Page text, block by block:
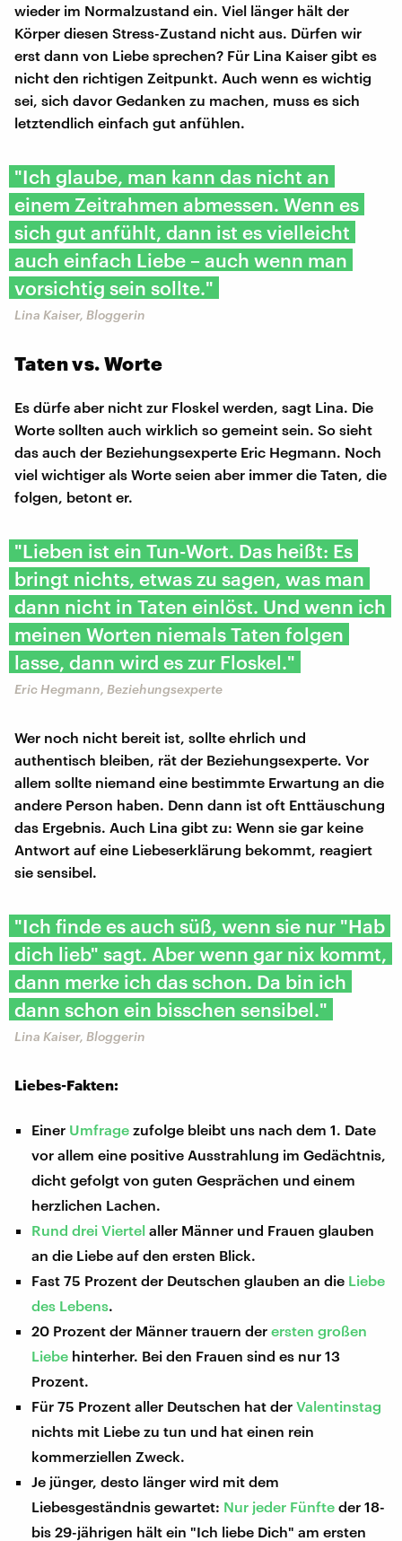
wieder im Normalzustand ein. Viel länger hält der
Körper diesen Stress-Zustand nicht aus. Dürfen wir
erst dann von Liebe sprechen? Für Lina Kaiser gibt es
nicht den richtigen Zeitpunkt. Auch wenn es wichtig
sei, sich davor Gedanken zu machen, muss es sich
letztendlich einfach gut anfühlen.
"Ich glaube, man kann das nicht an
einem Zeitrahmen abmessen. Wenn es
sich gut anfühlt, dann ist es vielleicht
auch einfach Liebe – auch wenn man
vorsichtig sein sollte."
Lina Kaiser, Bloggerin
Taten vs. Worte
Es dürfe aber nicht zur Floskel werden, sagt Lina. Die
Worte sollten auch wirklich so gemeint sein. So sieht
das auch der Beziehungsexperte Eric Hegmann. Noch
viel wichtiger als Worte seien aber immer die Taten, die
folgen, betont er.
"Lieben ist ein Tun-Wort. Das heißt: Es
bringt nichts, etwas zu sagen, was man
dann nicht in Taten einlöst. Und wenn ich
meinen Worten niemals Taten folgen
lasse, dann wird es zur Floskel."
Eric Hegmann, Beziehungsexperte
Wer noch nicht bereit ist, sollte ehrlich und
authentisch bleiben, rät der Beziehungsexperte. Vor
allem sollte niemand eine bestimmte Erwartung an die
andere Person haben. Denn dann ist oft Enttäuschung
das Ergebnis. Auch Lina gibt zu: Wenn sie gar keine
Antwort auf eine Liebeserklärung bekommt, reagiert
sie sensibel.
"Ich finde es auch süß, wenn sie nur "Hab
dich lieb" sagt. Aber wenn gar nix kommt,
dann merke ich das schon. Da bin ich
dann schon ein bisschen sensibel."
Lina Kaiser, Bloggerin
Liebes-Fakten:
Einer Umfragezufolge bleibt uns nach dem 1. Date
vor allem eine positive Ausstrahlung im Gedächtnis,
dicht gefolgt von guten Gesprächen und einem
herzlichen Lachen.
Rund drei Viertel aller Männer und Frauen glauben
an die Liebe auf den ersten Blick.
Fast 75 Prozent der Deutschen glauben an die Liebe
des Lebens.
20 Prozent der Männer trauern derersten großen
Liebe hinterher. Bei den Frauen sind es nur 13
Prozent.
Für 75 Prozent aller Deutschen hat derValentinstag
nichts mit Liebe zu tun und hat einen rein
kommerziellen Zweck.
Je jünger, desto länger wird mit dem
Liebesgeständnis gewartet: Nur jeder Fünfte der 18-
bis 29-jährigen hält ein "Ich liebe Dich" am ersten